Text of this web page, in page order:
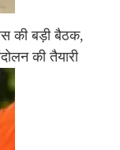
की बड़ी बैठक,
की तैयारी